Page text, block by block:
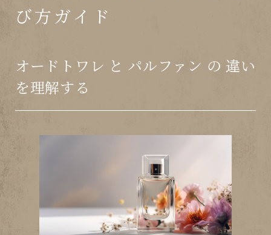
び方ガイド
オードトワレ と パルファン の 違い
を理解する